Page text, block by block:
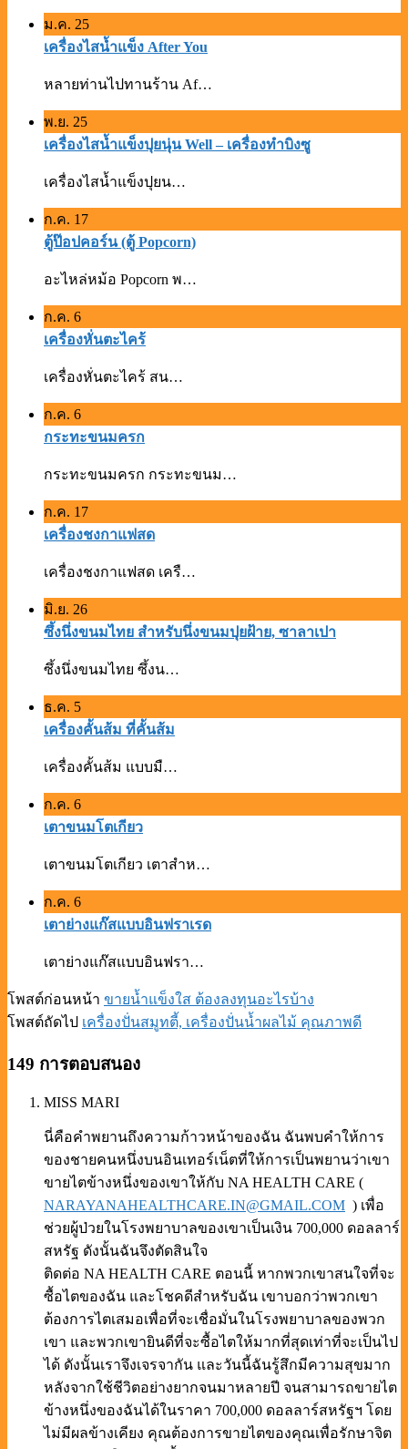
ม.ค. 25
เครื่องไสน้ำแข็ง After You
หลายท่านไปทานร้าน Af…
พ.ย. 25
เครื่องไสน้ำแข็งปุยนุ่น Well – เครื่องทำบิงซู
เครื่องไสน้ำแข็งปุยน…
ก.ค. 17
ตู้ป๊อปคอร์น (ตู้ Popcorn)
อะไหล่หม้อ Popcorn พ…
ก.ค. 6
เครื่องหั่นตะไคร้
เครื่องหั่นตะไคร้ สน…
ก.ค. 6
กระทะขนมครก
กระทะขนมครก กระทะขนม…
ก.ค. 17
เครื่องชงกาแฟสด
เครื่องชงกาแฟสด เครื…
มิ.ย. 26
ซึ้งนึ่งขนมไทย สำหรับนึ่งขนมปุยฝ้าย, ซาลาเปา
ซึ้งนึ่งขนมไทย ซึ้งน…
ธ.ค. 5
เครื่องคั้นส้ม ที่คั้นส้ม
เครื่องคั้นส้ม แบบมื…
ก.ค. 6
เตาขนมโตเกียว
เตาขนมโตเกียว เตาสำห…
ก.ค. 6
เตาย่างแก๊สแบบอินฟราเรด
เตาย่างแก๊สแบบอินฟรา…
โพสต์ก่อนหน้า ขายน้ำแข็งใส ต้องลงทุนอะไรบ้าง
โพสต์ถัดไป เครื่องปั่นสมูทตี้, เครื่องปั่นน้ำผลไม้ คุณภาพดี
149 การตอบสนอง
MISS MARI
นี่คือคำพยานถึงความก้าวหน้าของฉัน ฉันพบคำให้การ
ของชายคนหนึ่งบนอินเทอร์เน็ตที่ให้การเป็นพยานว่าเขา
ขายไตข้างหนึ่งของเขาให้กับ NA HEALTH CARE (
NARAYANAHEALTHCARE.IN@GMAIL.COM ) เพื่อ
ช่วยผู้ป่วยในโรงพยาบาลของเขาเป็นเงิน 700,000 ดอลลาร์
สหรัฐ ดังนั้นฉันจึงตัดสินใจ
ติดต่อ NA HEALTH CARE ตอนนี้ หากพวกเขาสนใจที่จะ
ซื้อไตของฉัน และโชคดีสำหรับฉัน เขาบอกว่าพวกเขา
ต้องการไตเสมอเพื่อที่จะเชื่อมั่นในโรงพยาบาลของพวก
เขา และพวกเขายินดีที่จะซื้อไตให้มากที่สุดเท่าที่จะเป็นไป
ได้ ดังนั้นเราจึงเจรจากัน และวันนี้ฉันรู้สึกมีความสุขมาก
หลังจากใช้ชีวิตอย่างยากจนมาหลายปี จนสามารถขายไต
ข้างหนึ่งของฉันได้ในราคา 700,000 ดอลลาร์สหรัฐฯ โดย
ไม่มีผลข้างเคียง คุณต้องการขายไตของคุณเพื่อรักษาจิต